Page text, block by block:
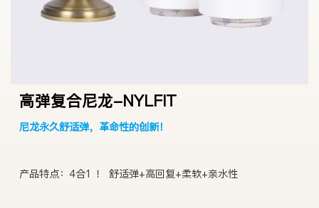
高弹复合尼龙-NYLFIT
尼龙永久舒适弹，革命性的创新！
产品特点：4合1 ！ 舒适弹+高回复+柔软+亲水性